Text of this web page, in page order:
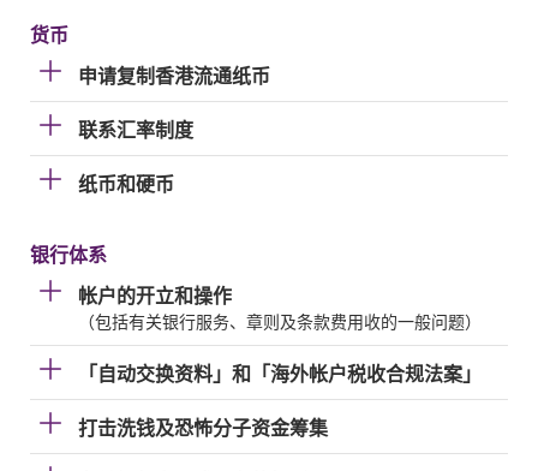
货币
申请复制香港流通纸币
联系汇率制度
纸币和硬币
银行体系
帐户的开立和操作
（包括有关银行服务、章则及条款费用收的一般问题）
「自动交换资料」和「海外帐户税收合规法案」
打击洗钱及恐怖分子资金筹集